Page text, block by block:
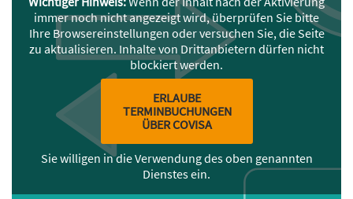
immer noch nicht angezeigt wird, überprüfen Sie bitte
Ihre Browsereinstellungen oder versuchen Sie, die Seite
zu aktualisieren. Inhalte von Drittanbietern dürfen nicht
blockiert werden.
ERLAUBE
TERMINBUCHUNGEN
ÜBER COVISA
Sie willigen in die Verwendung des oben genannten
Dienstes ein.